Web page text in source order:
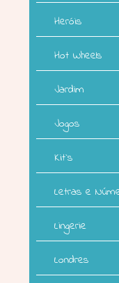
Heróis
Hot Wheels
Jardim
Jogos
Kit`s
Letras e
Lingerie
Londres